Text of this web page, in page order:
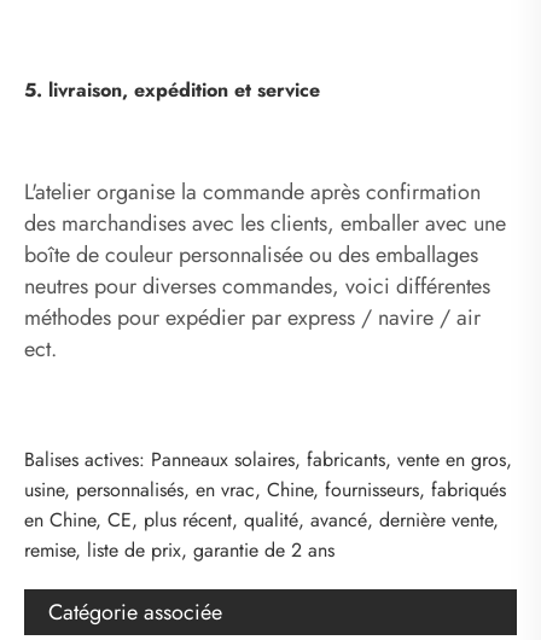
5. livraison, expédition et service
L'atelier organise la commande après confirmation
des marchandises avec les clients, emballer avec une
boîte de couleur personnalisée ou des emballages
neutres pour diverses commandes, voici différentes
méthodes pour expédier par express / navire / air
ect.
Balises actives: Panneaux solaires, fabricants, vente en gros,
usine, personnalisés, en vrac, Chine, fournisseurs, fabriqués
en Chine, CE, plus récent, qualité, avancé, dernière vente,
remise, liste de prix, garantie de 2 ans
Catégorie associée